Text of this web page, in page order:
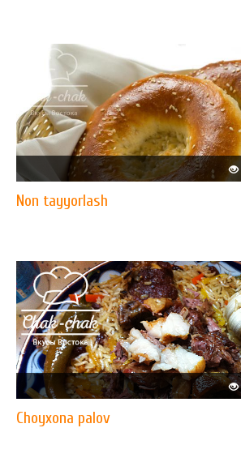
Non tayyorlash
Choyxona palov